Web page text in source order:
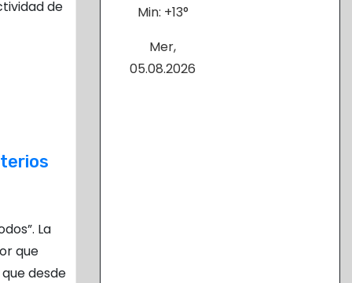
de
La
que
desde
Min: +13°
Mer,
05.08.2026